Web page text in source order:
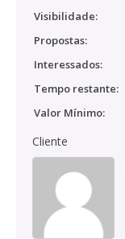
Visibilidade:
Propostas:
Interessados:
Tempo restante:
Valor Mínimo:
Cliente